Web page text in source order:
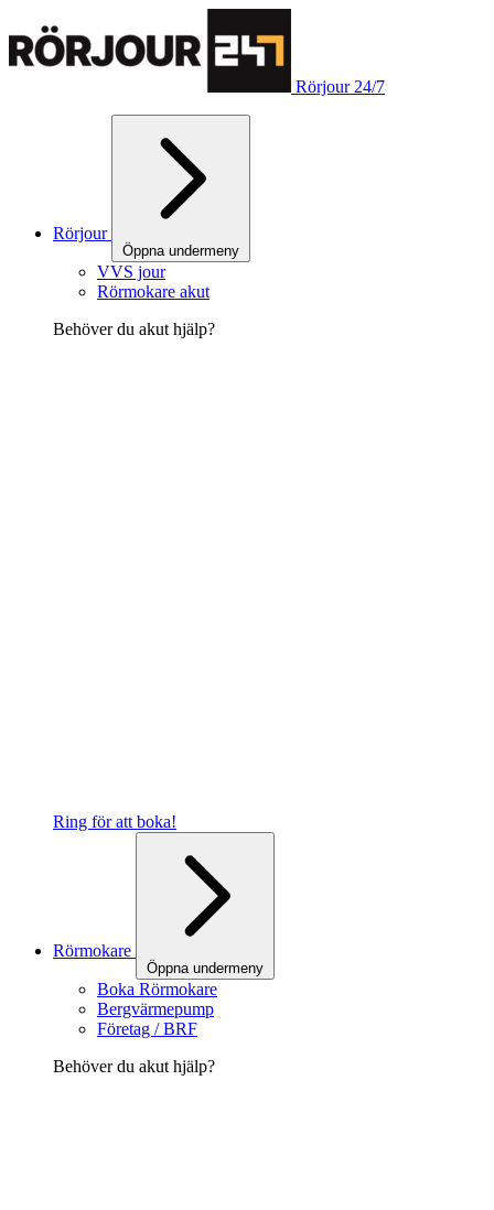
Rörjour 24/7
Rörjour
Öppna undermeny
VVS jour
Rörmokare akut
Behöver du akut hjälp?
Ring för att boka!
Rörmokare
Öppna undermeny
Boka Rörmokare
Bergvärmepump
Företag / BRF
Behöver du akut hjälp?